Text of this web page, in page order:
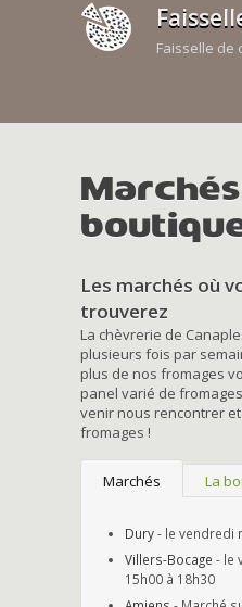
Faisselle de
Les marchés où
trouverez
La chèvrerie de
plusieurs fois par
plus de nos fromages
panel varié de
venir nous rencontrer
fromages !
Marchés La
Dury- le vendredi
Villers-Bocage - le
15h00 à 18h30